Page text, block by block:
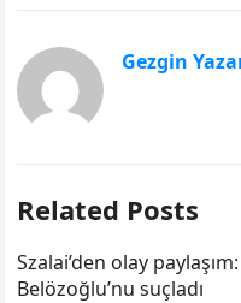
Gezgin
Related Posts
Szalai’den olay
Belözoğlu’nu suçladı